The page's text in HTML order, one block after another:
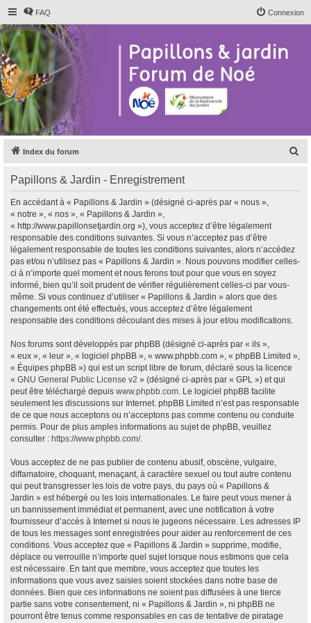
FAQ Connexion
Index du forum
Papillons & Jardin - Enregistrement
En accédant à « Papillons & Jardin » (désigné ci-après par « nous »,
« notre », « nos », « Papillons & Jardin »,
« http://www.papillonsetjardin.org »), vous acceptez d’être légalement
responsable des conditions suivantes. Si vous n’acceptez pas d’être
légalement responsable de toutes les conditions suivantes, alors n’accédez
pas et/ou n’utilisez pas « Papillons & Jardin ». Nous pouvons modifier celles-
ci à n’importe quel moment et nous ferons tout pour que vous en soyez
informé, bien qu’il soit prudent de vérifier régulièrement celles-ci par vous-
même. Si vous continuez d’utiliser « Papillons & Jardin » alors que des
changements ont été effectués, vous acceptez d’être légalement
responsable des conditions découlant des mises à jour et/ou modifications.
Nos forums sont développés par phpBB (désigné ci-après par « ils »,
« eux », « leur », « logiciel phpBB », « www.phpbb.com », « phpBB Limited »,
« Équipes phpBB ») qui est un script libre de forum, déclaré sous la licence
« GNU General Public License v2 » (désigné ci-après par « GPL ») et qui
peut être téléchargé depuis www.phpbb.com. Le logiciel phpBB facilite
seulement les discussions sur Internet. phpBB Limited n’est pas responsable
de ce que nous acceptons ou n’acceptons pas comme contenu ou conduite
permis. Pour de plus amples informations au sujet de phpBB, veuillez
consulter : https://www.phpbb.com/.
Vous acceptez de ne pas publier de contenu abusif, obscène, vulgaire,
diffamatoire, choquant, menaçant, à caractère sexuel ou tout autre contenu
qui peut transgresser les lois de votre pays, du pays où « Papillons &
Jardin » est hébergé ou les lois internationales. Le faire peut vous mener à
un bannissement immédiat et permanent, avec une notification à votre
fournisseur d’accès à Internet si nous le jugeons nécessaire. Les adresses IP
de tous les messages sont enregistrées pour aider au renforcement de ces
conditions. Vous acceptez que « Papillons & Jardin » supprime, modifie,
déplace ou verrouille n’importe quel sujet lorsque nous estimons que cela
est nécessaire. En tant que membre, vous acceptez que toutes les
informations que vous avez saisies soient stockées dans notre base de
données. Bien que ces informations ne soient pas diffusées à une tierce
partie sans votre consentement, ni « Papillons & Jardin », ni phpBB ne
pourront être tenus comme responsables en cas de tentative de piratage